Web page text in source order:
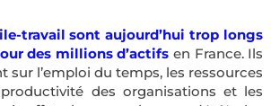
travail sont aujourd’hui trop longs
des millions d’actifs en France. Ils
sur l’emploi du temps, les ressources
des organisations et les